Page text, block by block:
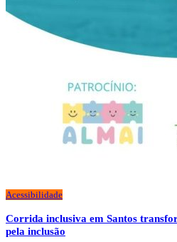
Acessibilidade
Corrida inclusiva em Santos
pela inclusão